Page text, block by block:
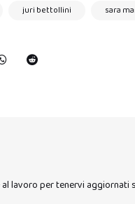
juri bettollini sara
lavoro per tenervi